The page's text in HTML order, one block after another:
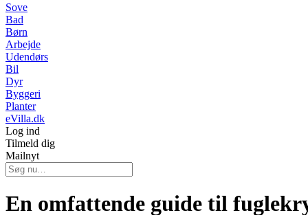
Sove
Bad
Børn
Arbejde
Udendørs
Bil
Dyr
Byggeri
Planter
eVilla.dk
Log ind
Tilmeld dig
Mailnyt
En omfattende guide til